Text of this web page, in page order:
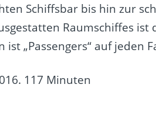
Schiffsbar bis hin zur
Raumschiffes ist
„Passengers“ auf jeden
117 Minuten